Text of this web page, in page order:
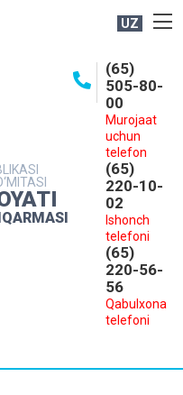
UZ
(65)
505-80-
00
Murojaat
uchun
telefon
(65)
220-10-
02
Ishonch
telefoni
(65)
220-56-
56
Qabulxona
telefoni